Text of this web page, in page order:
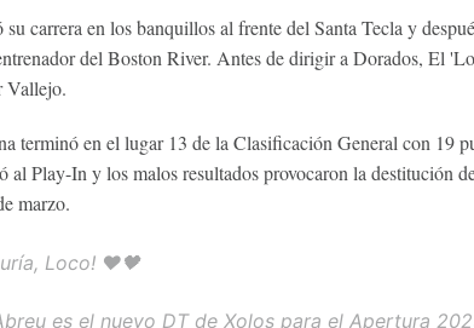
su carrera en los banquillos al frente del Santa Tecla y
del Boston River. Antes de dirigir a Dorados, El
Vallejo.
terminó en el lugar 13 de la Clasificación General con 19
Play-In y los malos resultados provocaron la destitución
marzo.
Loco! ❤️🖤
es el nuevo DT de Xolos para el Apertura